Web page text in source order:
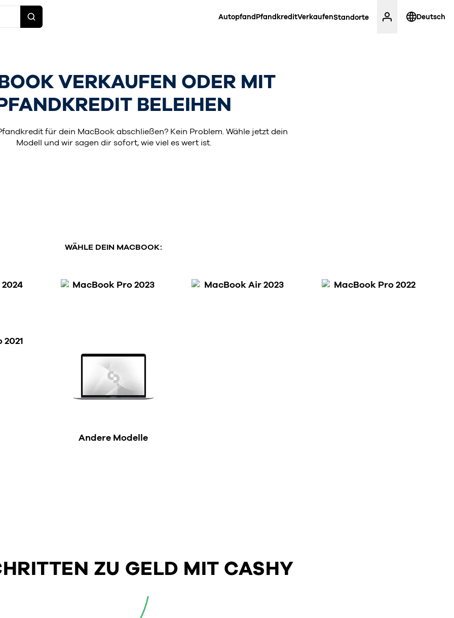
AutopfandPfandkreditVerkaufenStandorte Deutsch
VERKAUFEN ODER MIT
BELEIHEN
für dein MacBook abschließen? Kein Problem. Wähle jetzt dein
Modell und wir sagen dir sofort, wie viel es wert ist.
WÄHLE DEIN MACBOOK:
MacBook Pro 2023 MacBook Air 2023 MacBook Pro 2022
Andere Modelle
ZU GELD MIT CASHY